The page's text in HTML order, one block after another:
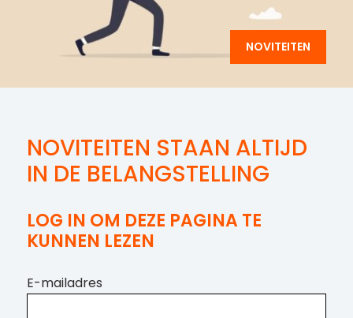
NOVITEITEN
NOVITEITEN STAAN ALTIJD
IN DE BELANGSTELLING
LOG IN OM DEZE PAGINA TE
KUNNEN LEZEN
E-mailadres